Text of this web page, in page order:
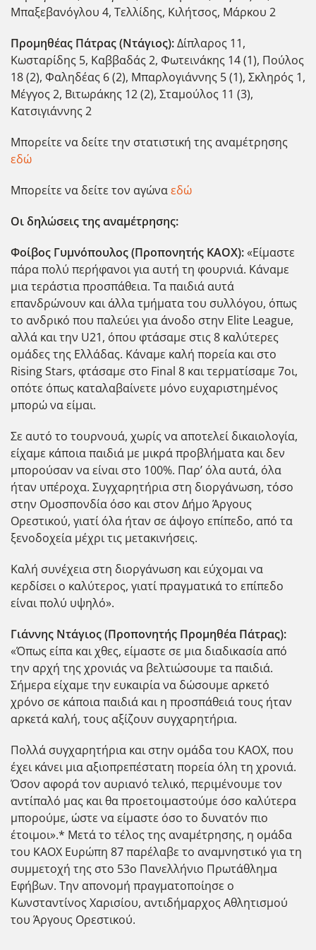
Μπαξεβανόγλου 4, Τελλίδης, Κιλήτσος, Μάρκου 2
Προμηθέας Πάτρας (Ντάγιος):Δίπλαρος 11,
Κωσταρίδης 5, Καββαδάς 2, Φωτεινάκης 14 (1), Πούλος
18 (2), Φαληδέας 6 (2), Μπαρλογιάννης 5 (1), Σκληρός 1,
Μέγγος 2, Βιτωράκης 12 (2), Σταμούλος 11 (3),
Κατσιγιάννης 2
Μπορείτε να δείτε την στατιστική της αναμέτρησης
εδώ
Μπορείτε να δείτε τον αγώναεδώ
Οι δηλώσεις της αναμέτρησης:
Φοίβος Γυμνόπουλος (Προπονητής ΚΑΟΧ):«Είμαστε
πάρα πολύ περήφανοι για αυτή τη φουρνιά. Κάναμε
μια τεράστια προσπάθεια. Τα παιδιά αυτά
επανδρώνουν και άλλα τμήματα του συλλόγου, όπως
το ανδρικό που παλεύει για άνοδο στην Elite League,
αλλά και την U21, όπου φτάσαμε στις 8 καλύτερες
ομάδες της Ελλάδας. Κάναμε καλή πορεία και στο
Rising Stars, φτάσαμε στο Final 8 και τερματίσαμε 7οι,
οπότε όπως καταλαβαίνετε μόνο ευχαριστημένος
μπορώ να είμαι.
Σε αυτό το τουρνουά, χωρίς να αποτελεί δικαιολογία,
είχαμε κάποια παιδιά με μικρά προβλήματα και δεν
μπορούσαν να είναι στο 100%. Παρ’ όλα αυτά, όλα
ήταν υπέροχα. Συγχαρητήρια στη διοργάνωση, τόσο
στην Ομοσπονδία όσο και στον Δήμο Άργους
Ορεστικού, γιατί όλα ήταν σε άψογο επίπεδο, από τα
ξενοδοχεία μέχρι τις μετακινήσεις.
Καλή συνέχεια στη διοργάνωση και εύχομαι να
κερδίσει ο καλύτερος, γιατί πραγματικά το επίπεδο
είναι πολύ υψηλό».
Γιάννης Ντάγιος (Προπονητής Προμηθέα Πάτρας):
«Όπως είπα και χθες, είμαστε σε μια διαδικασία από
την αρχή της χρονιάς να βελτιώσουμε τα παιδιά.
Σήμερα είχαμε την ευκαιρία να δώσουμε αρκετό
χρόνο σε κάποια παιδιά και η προσπάθειά τους ήταν
αρκετά καλή, τους αξίζουν συγχαρητήρια.
Πολλά συγχαρητήρια και στην ομάδα του ΚΑΟΧ, που
έχει κάνει μια αξιοπρεπέστατη πορεία όλη τη χρονιά.
Όσον αφορά τον αυριανό τελικό, περιμένουμε τον
αντίπαλό μας και θα προετοιμαστούμε όσο καλύτερα
μπορούμε, ώστε να είμαστε όσο το δυνατόν πιο
έτοιμοι».* Μετά το τέλος της αναμέτρησης, η ομάδα
του ΚΑΟΧ Ευρώπη 87 παρέλαβε το αναμνηστικό για τη
συμμετοχή της στο 53ο Πανελλήνιο Πρωτάθλημα
Εφήβων. Την απονομή πραγματοποίησε ο
Κωνσταντίνος Χαρισίου, αντιδήμαρχος Αθλητισμού
του Άργους Ορεστικού.